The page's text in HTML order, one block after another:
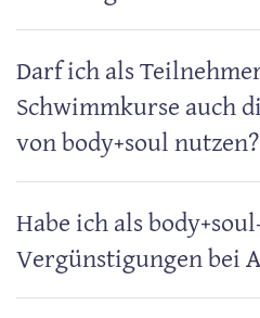
Darf ich als
Schwimmkurse auch
von body+soul nutzen?
Habe ich als
Vergünstigungen bei